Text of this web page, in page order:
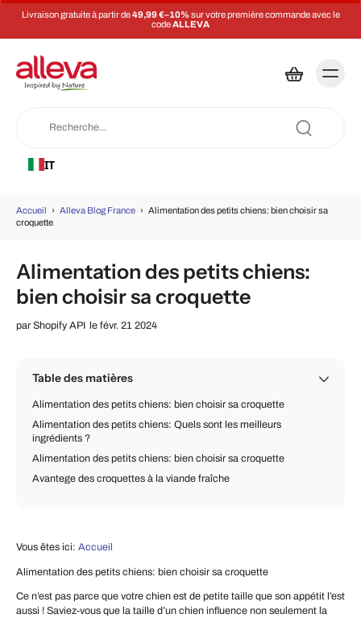
Livraison gratuite à partir de49,99 €–10% sur votre première commande avec le
codeALLEVA
IT
Accueil › Alleva Blog France › Alimentation des petits chiens: bien choisir sa
croquette
Alimentation des petits chiens:
bien choisir sa croquette
par Shopify API le févr. 21 2024
Table des matières
Alimentation des petits chiens: bien choisir sa croquette
Alimentation des petits chiens: Quels sont les meilleurs
ingrédients ?
Alimentation des petits chiens: bien choisir sa croquette
Avantege des croquettes à la viande fraîche
Vous êtes ici: Accueil
Alimentation des petits chiens: bien choisir sa croquette
Ce n’est pas parce que votre chien est de petite taille que son appétit l’est
aussi ! Saviez-vous que la taille d’un chien influence non seulement la